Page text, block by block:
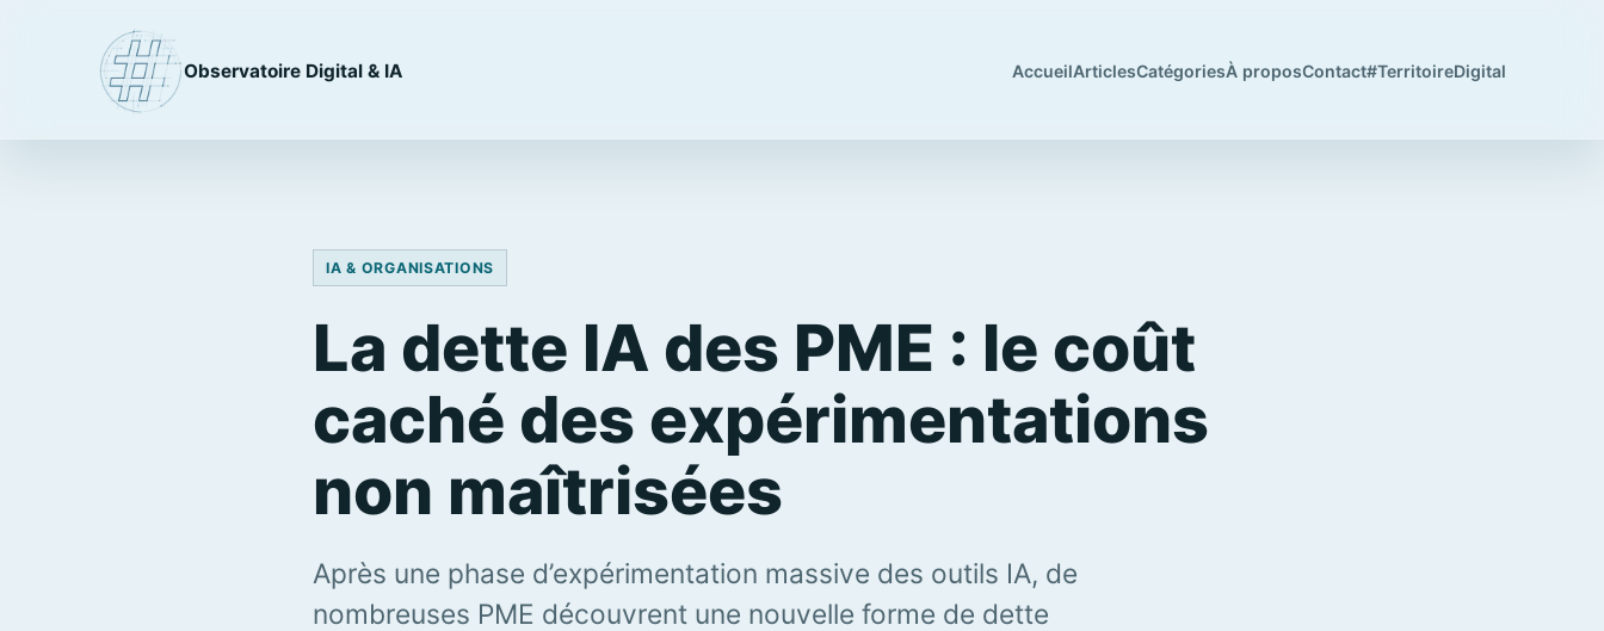
Observatoire Digital & IA AccueilArticlesCatégoriesÀ proposContact#TerritoireDigital
IA & ORGANISATIONS
La dette IA des PME : le coût
caché des expérimentations
non maîtrisées
Après une phase d’expérimentation massive des outils IA, de
nombreuses PME découvrent une nouvelle forme de dette